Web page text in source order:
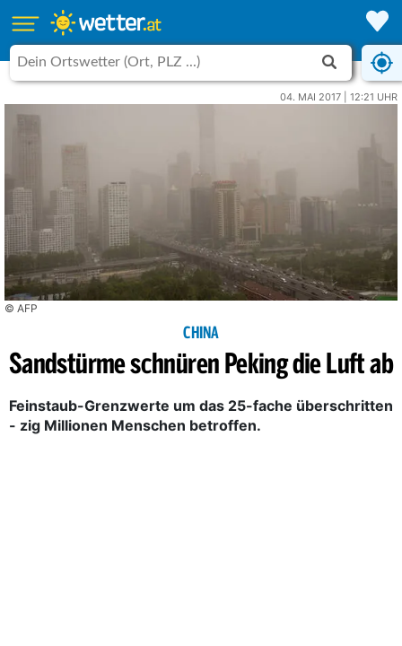
04. MAI 2017 | 12:21 UHR
© AFP
CHINA
Sandstürme schnüren Peking die Luft ab
Feinstaub-Grenzwerte um das 25-fache überschritten
- zig Millionen Menschen betroffen.